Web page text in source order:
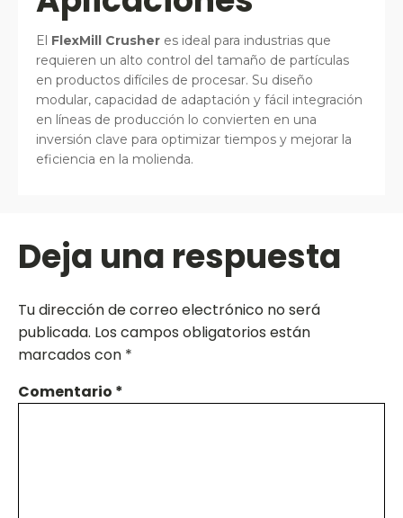
El FlexMill Crusher es ideal para industrias que
requieren un alto control del tamaño de partículas
en productos difíciles de procesar. Su diseño
modular, capacidad de adaptación y fácil integración
en líneas de producción lo convierten en una
inversión clave para optimizar tiempos y mejorar la
eficiencia en la molienda.
Deja una respuesta
Tu dirección de correo electrónico no será
publicada. Los campos obligatorios están
marcados con *
Comentario *